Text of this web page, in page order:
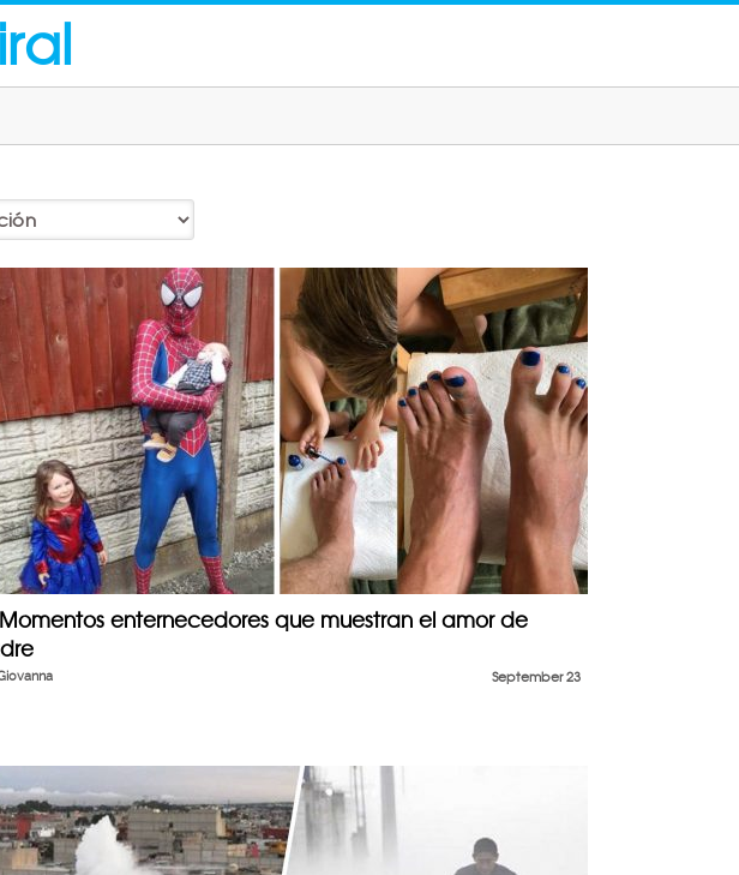
Momentos enternecedores que muestran el amor de
September 23